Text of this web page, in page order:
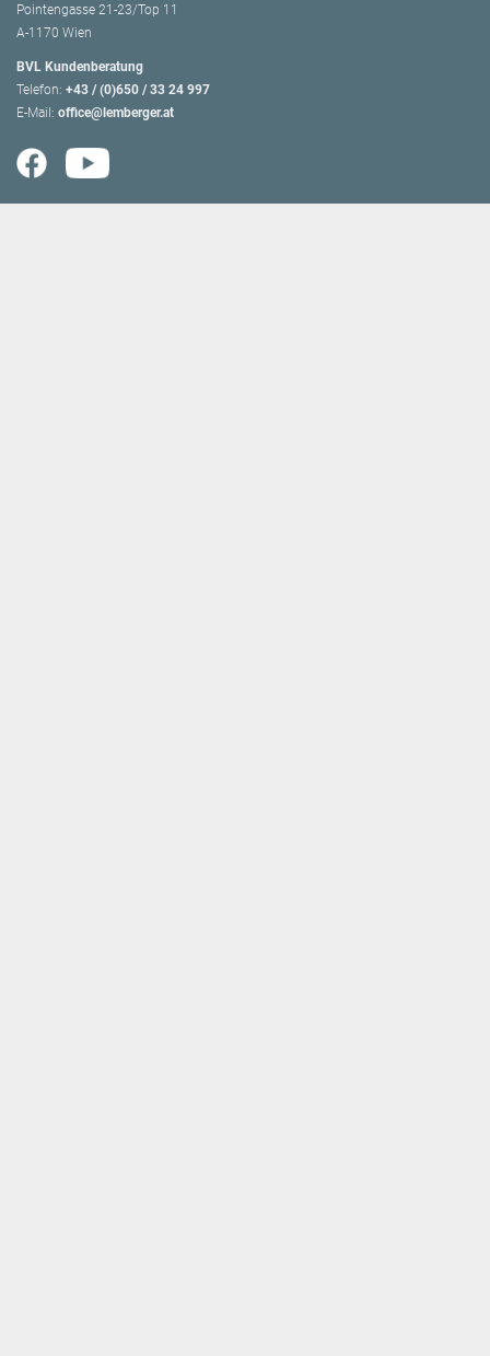
Pointengasse 21-23/Top 11
A-1170 Wien
BVL Kundenberatung
Telefon: +43 / (0)650 / 33 24 997
E-Mail: office@lemberger.at